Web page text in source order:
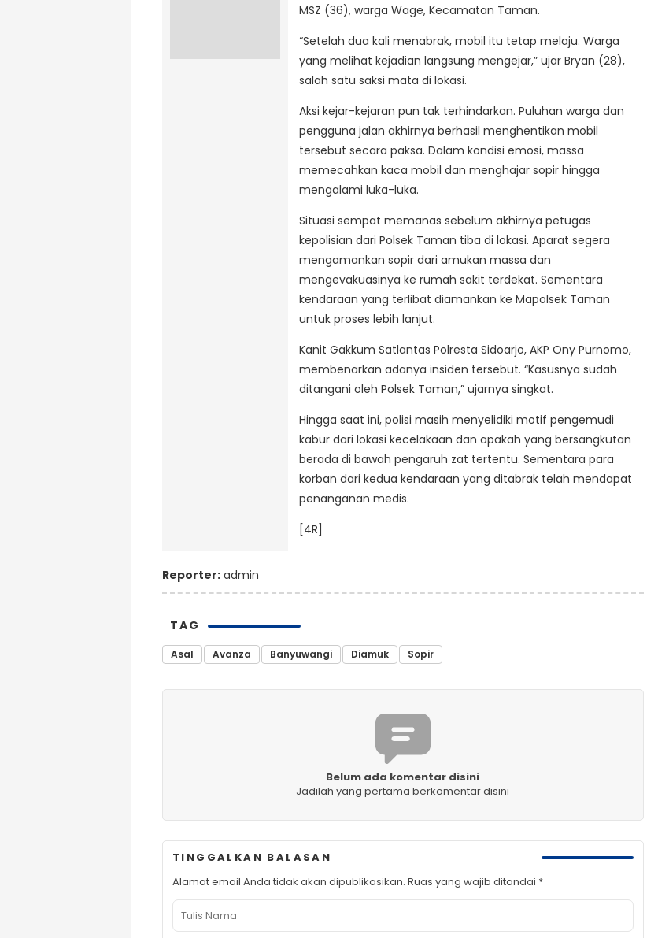
MSZ (36), warga Wage, Kecamatan Taman.
“Setelah dua kali menabrak, mobil itu tetap melaju. Warga
yang melihat kejadian langsung mengejar,” ujar Bryan (28),
salah satu saksi mata di lokasi.
Aksi kejar-kejaran pun tak terhindarkan. Puluhan warga dan
pengguna jalan akhirnya berhasil menghentikan mobil
tersebut secara paksa. Dalam kondisi emosi, massa
memecahkan kaca mobil dan menghajar sopir hingga
mengalami luka-luka.
Situasi sempat memanas sebelum akhirnya petugas
kepolisian dari Polsek Taman tiba di lokasi. Aparat segera
mengamankan sopir dari amukan massa dan
mengevakuasinya ke rumah sakit terdekat. Sementara
kendaraan yang terlibat diamankan ke Mapolsek Taman
untuk proses lebih lanjut.
Kanit Gakkum Satlantas Polresta Sidoarjo, AKP Ony Purnomo,
membenarkan adanya insiden tersebut. “Kasusnya sudah
ditangani oleh Polsek Taman,” ujarnya singkat.
Hingga saat ini, polisi masih menyelidiki motif pengemudi
kabur dari lokasi kecelakaan dan apakah yang bersangkutan
berada di bawah pengaruh zat tertentu. Sementara para
korban dari kedua kendaraan yang ditabrak telah mendapat
penanganan medis.
[4R]
Reporter: admin
TAG
Asal Avanza Banyuwangi Diamuk Sopir
Belum ada komentar disini
Jadilah yang pertama berkomentar disini
TINGGALKAN BALASAN
Alamat email Anda tidak akan dipublikasikan. Ruas yang wajib ditandai *